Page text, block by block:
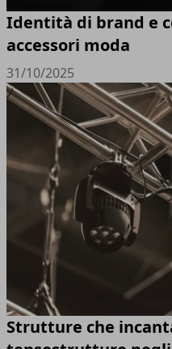
Identità di brand e
accessori moda
31/10/2025
Strutture che